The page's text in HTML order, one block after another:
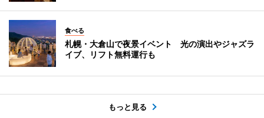
食べる
札幌・大倉山で夜景イベント 光の演出やジャズラ
イブ、リフト無料運行も
もっと見る